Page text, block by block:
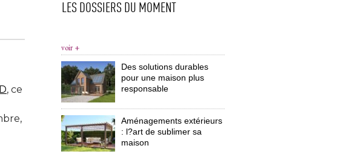
, ce
LES DOSSIERS DU MOMENT
voir +
Des solutions durables
pour une maison plus
responsable
Aménagements extérieurs
: l?art de sublimer sa
maison